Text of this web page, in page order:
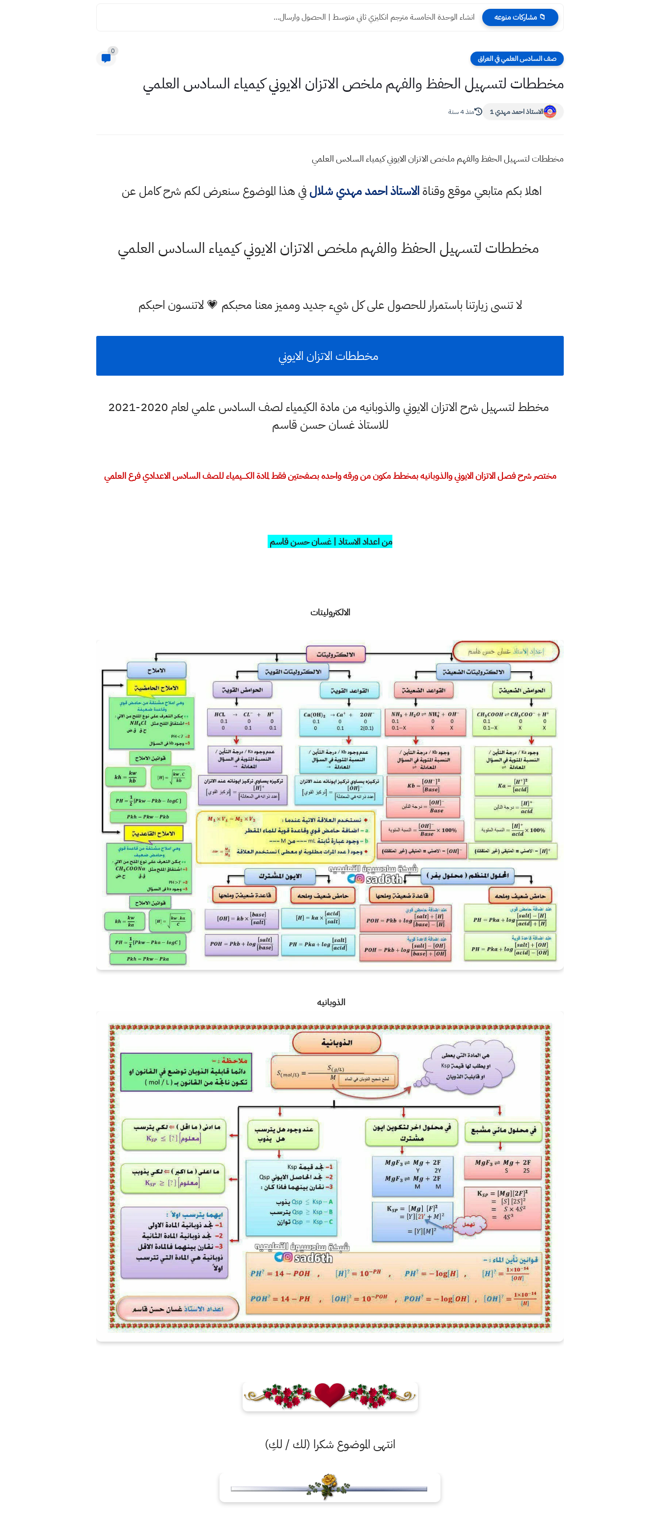
📁 مشاركات منوعه انشاء الوحدة الخامسة مترجم انكليزي ثاني متوسط | الحصول وارسال...
صف السادس العلمي في العراق
0
مخططات لتسهيل الحفظ والفهم ملخص الاتزان الايوني كيمياء السادس العلمي
الاستاذ احمد مهدي 1 منذ 4 سنة
مخططات لتسهيل الحفظ والفهم ملخص الاتزان الايوني كيمياء السادس العلمي
اهلا بكم متابعي موقع وقناةالاستاذ احمد مهدي شلالفي هذا الموضوع سنعرض لكم شرح كامل عن
مخططات لتسهيل الحفظ والفهم ملخص الاتزان الايوني كيمياء السادس العلمي
لا تنسى زيارتنا باستمرار للحصول على كل شيء جديد ومميز معنا محبكم 💗 لاتنسون احبكم
مخططات الاتزان الايوني
مخطط لتسهيل شرح الاتزان الايوني والذوبانيه من مادة الكيمياء لصف السادس علمي لعام 2020-2021
للاستاذ غسان حسن قاسم
مختصر شرح فصل الاتزان الايوني والذوبانيه بمخطط مكون من ورقه واحده بصفحتين فقط لمادة الكــــيمياء للصف السادس الاعدادي فرع العلمي
من اعداد الاستاذ | غسان حسن قاسم
الالكتروليتات
الذوبانيه
انتهى الموضوع شكرا (لك / لكِ)